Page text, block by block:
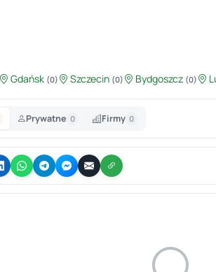
Gdańsk (0) Szczecin (0) Bydgoszcz (0)
Prywatne 0 Firmy 0